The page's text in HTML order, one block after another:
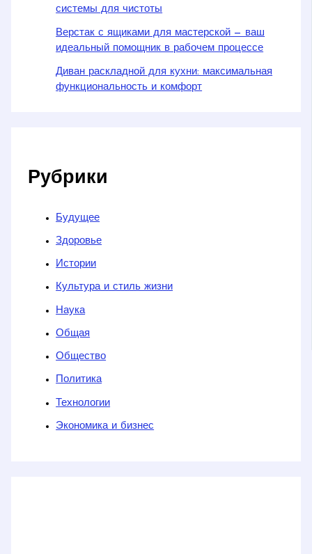
системы для чистоты
Верстак с ящиками для мастерской — ваш
идеальный помощник в рабочем процессе
Диван раскладной для кухни: максимальная
функциональность и комфорт
Рубрики
Будущее
Здоровье
Истории
Культура и стиль жизни
Наука
Общая
Общество
Политика
Технологии
Экономика и бизнес